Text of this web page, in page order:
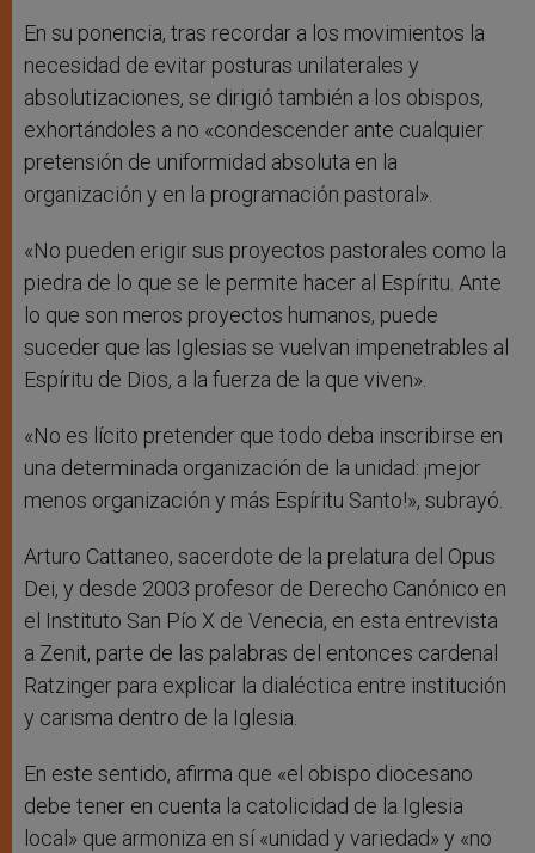
En su ponencia, tras recordar a los movimientos la
necesidad de evitar posturas unilaterales y
absolutizaciones, se dirigió también a los obispos,
exhortándoles a no «condescender ante cualquier
pretensión de uniformidad absoluta en la
organización y en la programación pastoral».
«No pueden erigir sus proyectos pastorales como la
piedra de lo que se le permite hacer al Espíritu. Ante
lo que son meros proyectos humanos, puede
suceder que las Iglesias se vuelvan impenetrables al
Espíritu de Dios, a la fuerza de la que viven».
«No es lícito pretender que todo deba inscribirse en
una determinada organización de la unidad: ¡mejor
menos organización y más Espíritu Santo!», subrayó.
Arturo Cattaneo, sacerdote de la prelatura del Opus
Dei, y desde 2003 profesor de Derecho Canónico en
el Instituto San Pío X de Venecia, en esta entrevista
a Zenit, parte de las palabras del entonces cardenal
Ratzinger para explicar la dialéctica entre institución
y carisma dentro de la Iglesia.
En este sentido, afirma que «el obispo diocesano
debe tener en cuenta la catolicidad de la Iglesia
local» que armoniza en sí «unidad y variedad» y «no